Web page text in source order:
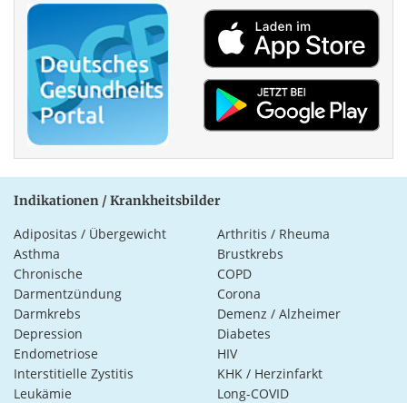
Indikationen / Krankheitsbilder
Adipositas / Übergewicht
Arthritis / Rheuma
Asthma
Brustkrebs
Chronische
Darmentzündung
COPD
Corona
Darmkrebs
Demenz / Alzheimer
Depression
Diabetes
Endometriose
HIV
Interstitielle Zystitis
KHK / Herzinfarkt
Leukämie
Long-COVID